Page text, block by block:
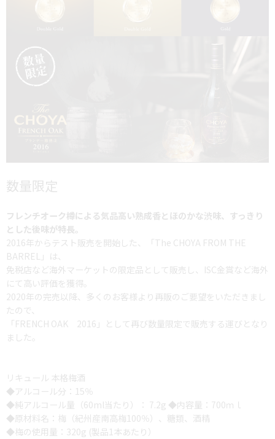
数量限定
フレンチオーク樽による気品高い熟成香とほのかな渋味、すっきり
とした後味が特長。
2016年からテスト販売を開始した、「The CHOYA FROM THE
BARREL」は、
免税店など海外マーケットの限定品として販売し、ISC金賞など海外
にて高い評価を獲得。
2020年の完売以降、多くのお客様より再販のご要望をいただきまし
たので、
「FRENCH OAK 2016」として再び数量限定で販売する運びとなり
ました。
リキュール 本格梅酒
◆アルコール分：15％
◆純アルコール量（60ml当たり）： 7.2g ◆内容量：700ｍｌ
◆原材料名：梅（紀州産南高梅100％）、糖類、酒精
◆梅の使用量：320g (製品1本あたり）